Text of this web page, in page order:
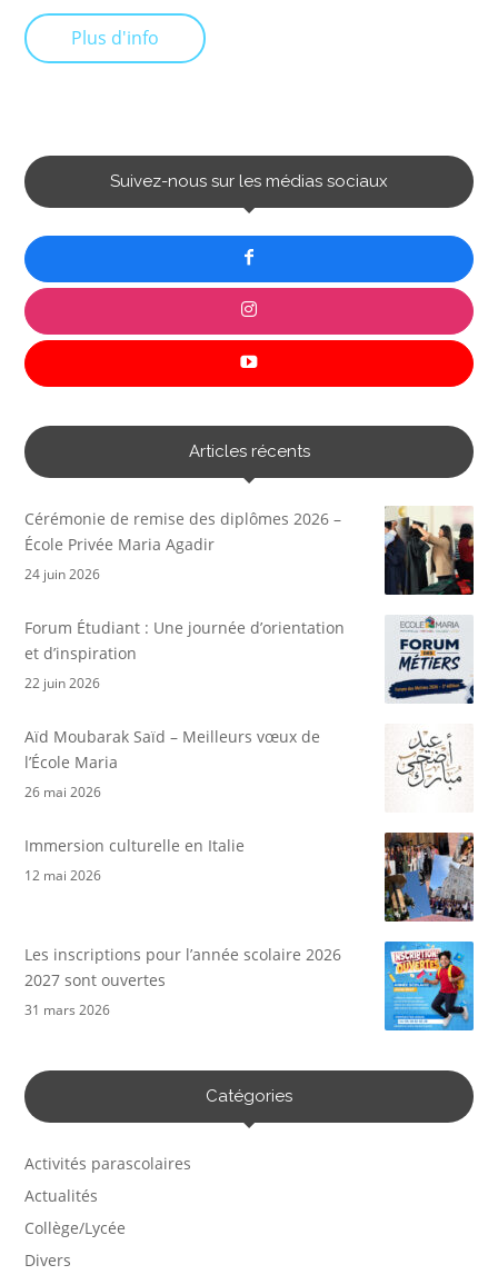
Plus d'info
Suivez-nous sur les médias sociaux
Articles récents
Cérémonie de remise des diplômes 2026 –
École Privée Maria Agadir
24 juin 2026
Forum Étudiant : Une journée d’orientation
et d’inspiration
22 juin 2026
Aïd Moubarak Saïd – Meilleurs vœux de
l’École Maria
26 mai 2026
Immersion culturelle en Italie
12 mai 2026
Les inscriptions pour l’année scolaire 2026
2027 sont ouvertes
31 mars 2026
Catégories
Activités parascolaires
Actualités
Collège/Lycée
Divers